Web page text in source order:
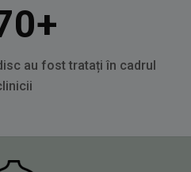
+
au fost tratați în cadrul